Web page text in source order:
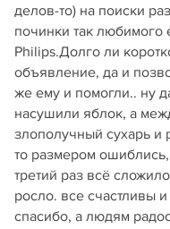
делов-то) на поиски
починки так
Philips.Долго ли
объявление, да и
же ему и помогли.. ну
насушили яблок, а
злополучный сухарь и
то размером
третий раз всё
росло. все счастливы
спасибо, а людям